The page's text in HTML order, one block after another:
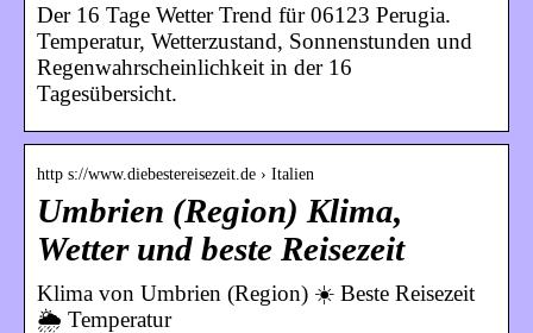
Der 16 Tage Wetter Trend für 06123 Perugia.
Temperatur, Wetterzustand, Sonnenstunden und
Regenwahrscheinlichkeit in der 16
Tagesübersicht.
http s://www.diebestereisezeit.de › Italien
Umbrien (Region) Klima,
Wetter und beste Reisezeit
Klima von Umbrien (Region) ☀️ Beste Reisezeit
🌦️ Temperatur